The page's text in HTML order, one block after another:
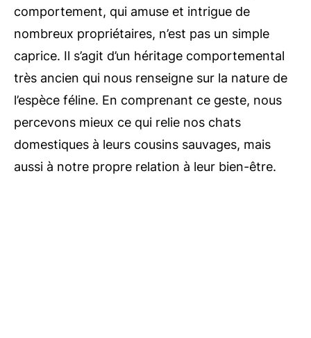
comportement, qui amuse et intrigue de
nombreux propriétaires, n’est pas un simple
caprice. Il s’agit d’un héritage comportemental
très ancien qui nous renseigne sur la nature de
l’espèce féline. En comprenant ce geste, nous
percevons mieux ce qui relie nos chats
domestiques à leurs cousins sauvages, mais
aussi à notre propre relation à leur bien-être.